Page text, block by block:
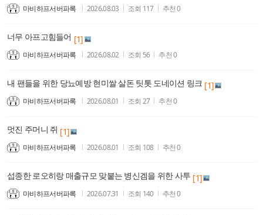
마비하프서버파록 2026.08.03 조회 117 추천0
너무 아프고힘들어 [1]
마비하프서버파록 2026.08.02 조회 56 추천0
내 팬들을 위한 당뇨예방 현미쌀 살돈 팃톳 도네이션 링크 [1]
마비하프서버파록 2026.08.01 조회 27 추천0
멋진 주머니 쥐 [1]
마비하프서버파록 2026.08.01 조회 108 추천0
섭종한 로오히랑 매출규모 맞붙는 병신겜을 위한 사투 [1]
마비하프서버파록 2026.07.31 조회 140 추천0